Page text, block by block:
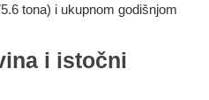
tona) i ukupnom godišnjom
i istočni